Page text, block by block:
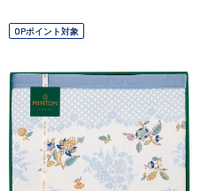
OPポイント対象